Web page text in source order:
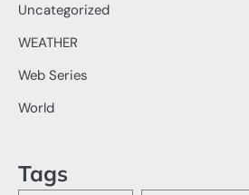
Uncategorized
WEATHER
Web Series
World
Tags